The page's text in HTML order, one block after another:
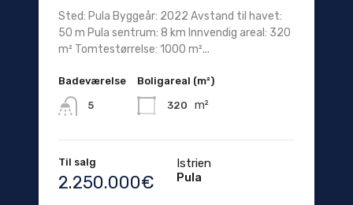
Sted: Pula Byggeår: 2022 Avstand til havet:
50 m Pula sentrum: 8 km Innvendig areal: 320
m² Tomtestørrelse: 1000 m²...
Badeværelse
5
Boligareal (m²)
320 m²
Til salg
2.250.000€
Istrien
Pula